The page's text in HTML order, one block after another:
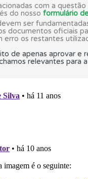
com a
do nosso formulário
ser
documentos oficiais
erro os restantes
de apenas aprovar e
relevantes para